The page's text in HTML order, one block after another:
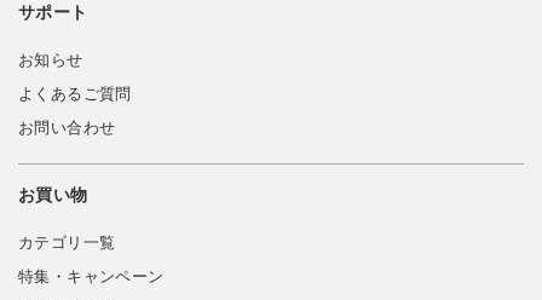
サポート
お知らせ
よくあるご質問
お問い合わせ
お買い物
カテゴリ一覧
特集・キャンペーン